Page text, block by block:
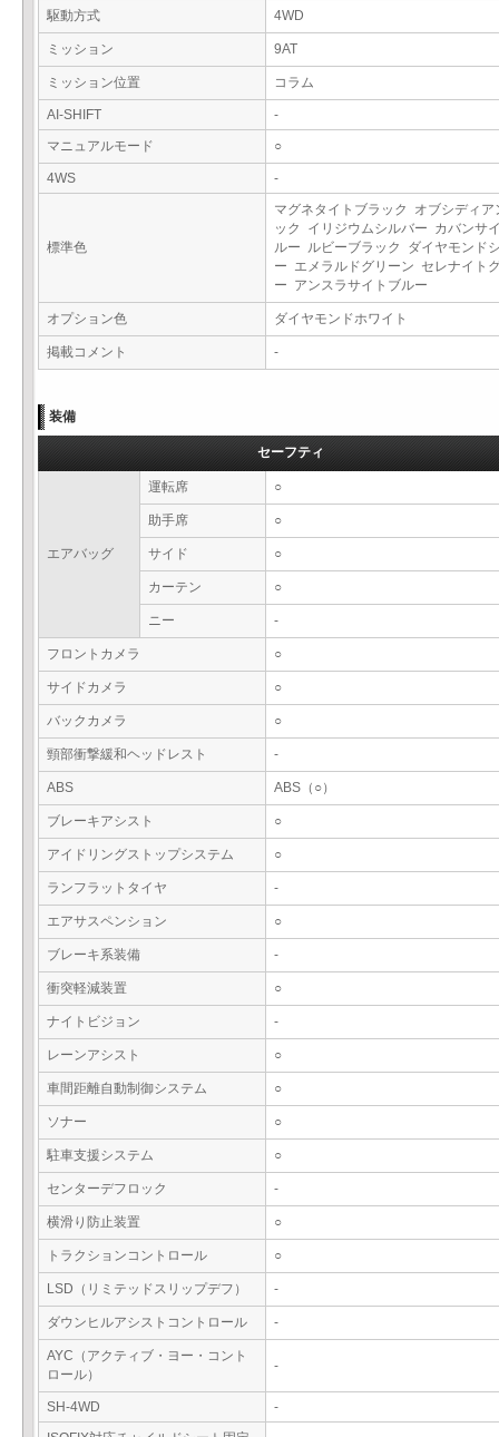
駆動方式 4WD
ミッション 9AT
ミッション位置 コラム
AI-SHIFT
-
マニュアルモード
○
4WS -
標準色
マグネタイトブラック オブシディア
ック イリジウムシルバー カバンサ
ルー ルビーブラック ダイヤモンド
ー エメラルドグリーン セレナイト
ー アンスラサイトブルー
オプション色 ダイヤモンドホワイト
掲載コメント -
装備
セーフティ
エアバッグ
運転席 ○
助手席 ○
サイド ○
カーテン ○
ニー -
フロントカメラ ○
サイドカメラ ○
バックカメラ ○
頸部衝撃緩和ヘッドレスト -
ABS ABS（○）
ブレーキアシスト ○
アイドリングストップシステム ○
ランフラットタイヤ -
エアサスペンション ○
ブレーキ系装備 -
衝突軽減装置 ○
ナイトビジョン -
レーンアシスト ○
車間距離自動制御システム ○
ソナー ○
駐車支援システム ○
センターデフロック -
横滑り防止装置 ○
トラクションコントロール ○
LSD（リミテッドスリップデフ） -
ダウンヒルアシストコントロール -
AYC（アクティブ・ヨー・コント
ロール）
-
SH-4WD
-